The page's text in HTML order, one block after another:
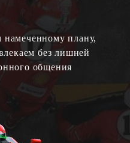
намеченному плану,
без лишней
общения